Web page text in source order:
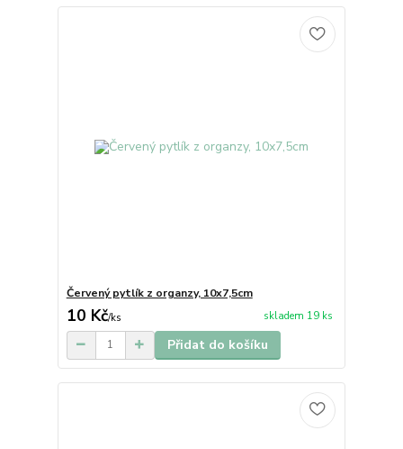
Červený pytlík z organzy, 10x7,5cm
10 Kč/ks skladem 19 ks
Přidat do košíku